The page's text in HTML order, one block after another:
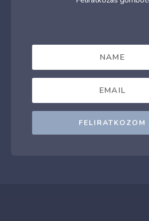
FELIRATKOZOM